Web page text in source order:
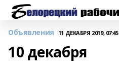
Объявления 11 ДЕКАБРЯ 2019, 07:45
10 декабря